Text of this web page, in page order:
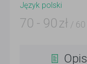
Język polski
70 - 90 zł / 60